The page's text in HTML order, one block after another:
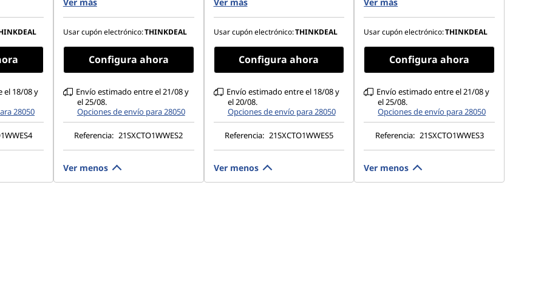
IPS,
nits, 60
el 18/08 y
28050
14" WUXGA (1920 x 1200), IPS,
táctil, 45 % NTSC, 300 nits, 60
Hz
Usar cupón electrónico:THINKDEAL
Configura ahora
Envío estimado entre el 21/08 y
el 25/08.
Opciones de envío para 28050
Referencia: 21SXCTO1WWES2
Ver menos
14" 2,8K (2880 x 1800), IPS,
táctil, 100 % sRGB, 400 nits, 120
Hz, luz azul baja
Usar cupón electrónico:THINKDEAL
Configura ahora
Envío estimado entre el 18/08 y
el 20/08.
Opciones de envío para 28050
Referencia: 21SXCTO1WWES5
Ver menos
14" 2,8K (2880 x 1800), IPS,
táctil, 100 % sRGB, 400 nits, 120
Hz, luz azul baja
Usar cupón electrónico:THINKDEAL
Configura ahora
Envío estimado entre el 21/08 y
el 25/08.
Opciones de envío para 28050
Referencia: 21SXCTO1WWES3
Ver menos